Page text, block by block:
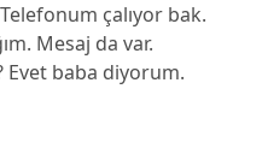
çalıyor bak.
Mesaj da var.
Evet baba diyorum.